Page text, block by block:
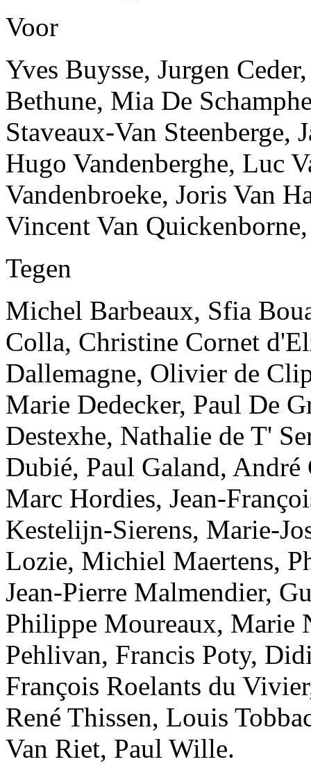
Voor
Yves Buysse, Jurgen
Bethune, Mia De
Staveaux-Van
Hugo Vandenberghe, Luc
Vandenbroeke, Joris Van
Vincent Van
Tegen
Michel Barbeaux, Sfia
Colla, Christine Cornet
Dallemagne, Olivier de
Marie Dedecker, Paul De
Destexhe, Nathalie de T'
Dubié, Paul Galand, André
Marc Hordies, Jean-
Kestelijn-Sierens, Marie-
Lozie, Michiel Maertens,
Jean-Pierre Malmendier,
Philippe Moureaux, Marie
Pehlivan, Francis Poty,
François Roelants du
René Thissen, Louis
Van Riet, Paul Wille.